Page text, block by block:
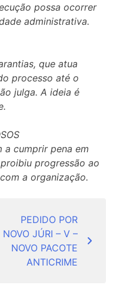
possa ocorrer
administrativa.
que atua
processo até o
julga. A ideia é
a cumprir pena em
progressão ao
a organização.
PEDIDO POR
NOVO JÚRI – V –
NOVO PACOTE
ANTICRIME